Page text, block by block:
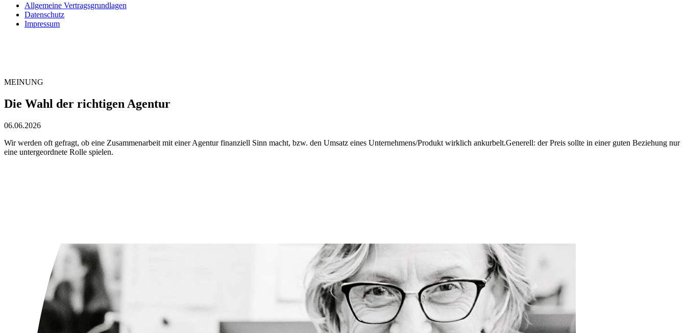
Allgemeine Vertragsgrundlagen
Datenschutz
Impressum
MEINUNG
Die Wahl der richtigen Agentur
06.06.2026
Wir werden oft gefragt, ob eine Zusammenarbeit mit einer Agentur finanziell Sinn macht, bzw. den Umsatz eines Unternehmens/Produkt wirklich ankurbelt.Generell: der Preis sollte in einer guten Beziehung nur
eine untergeordnete Rolle spielen.